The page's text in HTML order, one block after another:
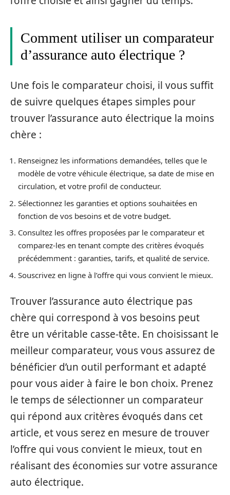
Comment utiliser un comparateur
d’assurance auto électrique ?
Une fois le comparateur choisi, il vous suffit
de suivre quelques étapes simples pour
trouver l’assurance auto électrique la moins
chère :
Renseignez les informations demandées, telles que le
modèle de votre véhicule électrique, sa date de mise en
circulation, et votre profil de conducteur.
Sélectionnez les garanties et options souhaitées en
fonction de vos besoins et de votre budget.
Consultez les offres proposées par le comparateur et
comparez-les en tenant compte des critères évoqués
précédemment : garanties, tarifs, et qualité de service.
Souscrivez en ligne à l’offre qui vous convient le mieux.
Trouver l’assurance auto électrique pas
chère qui correspond à vos besoins peut
être un véritable casse-tête. En choisissant le
meilleur comparateur, vous vous assurez de
bénéficier d’un outil performant et adapté
pour vous aider à faire le bon choix. Prenez
le temps de sélectionner un comparateur
qui répond aux critères évoqués dans cet
article, et vous serez en mesure de trouver
l’offre qui vous convient le mieux, tout en
réalisant des économies sur votre assurance
auto électrique.